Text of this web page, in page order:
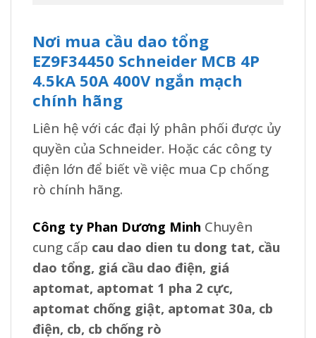
Nơi mua cầu dao tổng
EZ9F34450 Schneider MCB 4P
4.5kA 50A 400V ngắn mạch
chính hãng
Liên hệ với các đại lý phân phối được ủy
quyền của Schneider. Hoặc các công ty
điện lớn để biết về việc mua Cp chống
rò chính hãng.
Công ty Phan Dương Minh Chuyên
cung cấp cau dao dien tu dong tat, cầu
dao tổng, giá cầu dao điện, giá
aptomat, aptomat 1 pha 2 cực,
aptomat chống giật, aptomat 30a, cb
điện, cb, cb chống rò